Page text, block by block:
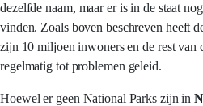
dezelfde naam, maar er is in de staat
vinden. Zoals boven beschreven heeft
zijn 10 miljoen inwoners en de rest van
regelmatig tot problemen geleid.
Hoewel er geen National Parks zijn in